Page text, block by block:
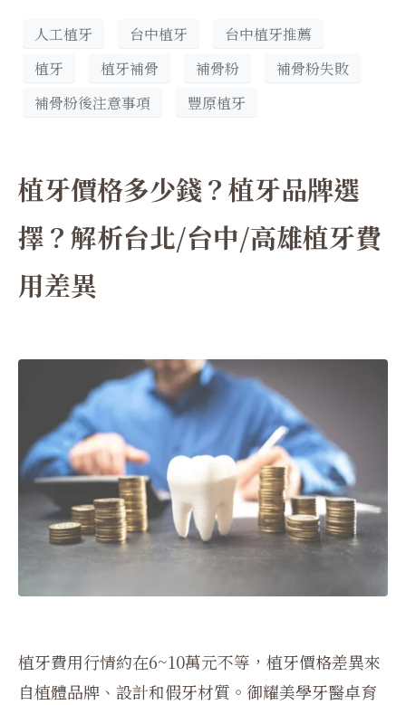
人工植牙 台中植牙
台中植牙推薦
植牙
植牙補骨 補骨粉
補骨粉失敗
補骨粉後注意事項
豐原植牙
植牙價格多少錢？植牙品牌選
擇？解析台北/台中/高雄植牙費
用差異
植牙費用行情約在6~10萬元不等，植牙價格差異來
自植體品牌、設計和假牙材質。御耀美學牙醫卓育